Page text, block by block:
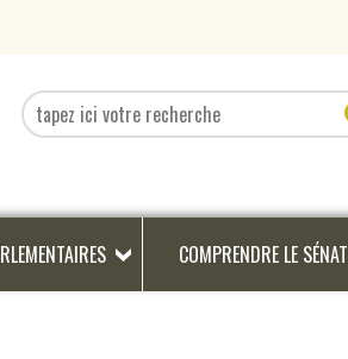
COMPRENDRE LE SÉNAT